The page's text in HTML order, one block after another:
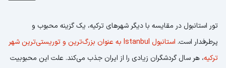
تور استانبول در مقایسه با دیگر شهرهای ترکیه، یک گزینه محبوب و
پرطرفدار است. استانبول Istanbul
به عنوان بزرگ‌ترین و توریستی‌ترین شهر
ترکیه، هر سال گردشگران زیادی را از ایران جذب می‌کند. علت این محبوبیت